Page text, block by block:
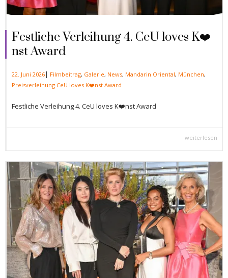
Festliche Verleihung 4. CeU loves K❤️
nst Award
22. Juni 2026| Filmbeitrag, Galerie, News, Mandarin Oriental, München,
Preisverleihung CeU loves K❤️nst Award
Festliche Verleihung 4. CeU loves K❤️nst Award
weiterlesen